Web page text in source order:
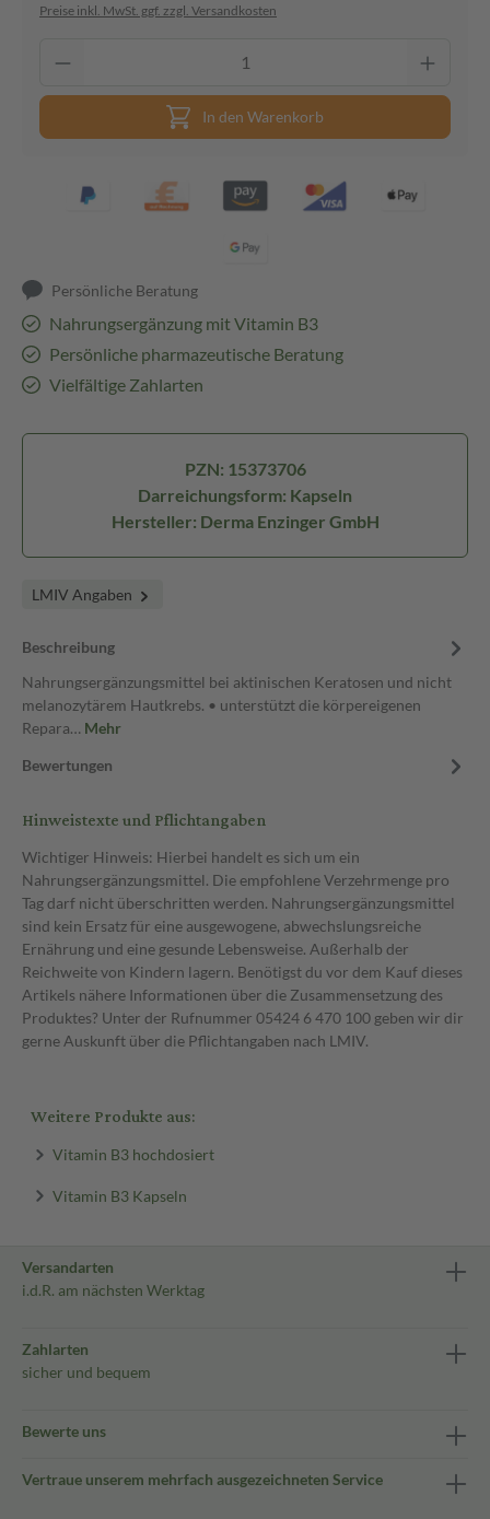
Preise inkl. MwSt. ggf. zzgl. Versandkosten
In den Warenkorb
Persönliche Beratung
Nahrungsergänzung mit Vitamin B3
Persönliche pharmazeutische Beratung
Vielfältige Zahlarten
PZN: 15373706
Darreichungsform: Kapseln
Hersteller: Derma Enzinger GmbH
LMIV Angaben
Beschreibung
Nahrungsergänzungsmittel bei aktinischen Keratosen und nicht
melanozytärem Hautkrebs. • unterstützt die körpereigenen
Repara… Mehr
Bewertungen
Hinweistexte und Pflichtangaben
Wichtiger Hinweis: Hierbei handelt es sich um ein
Nahrungsergänzungsmittel. Die empfohlene Verzehrmenge pro
Tag darf nicht überschritten werden. Nahrungsergänzungsmittel
sind kein Ersatz für eine ausgewogene, abwechslungsreiche
Ernährung und eine gesunde Lebensweise. Außerhalb der
Reichweite von Kindern lagern. Benötigst du vor dem Kauf dieses
Artikels nähere Informationen über die Zusammensetzung des
Produktes? Unter der Rufnummer 05424 6 470 100 geben wir dir
gerne Auskunft über die Pflichtangaben nach LMIV.
Weitere Produkte aus:
Vitamin B3 hochdosiert
Vitamin B3 Kapseln
Versandarten
i.d.R. am nächsten Werktag
Zahlarten
sicher und bequem
Bewerte uns
Vertraue unserem mehrfach ausgezeichneten Service